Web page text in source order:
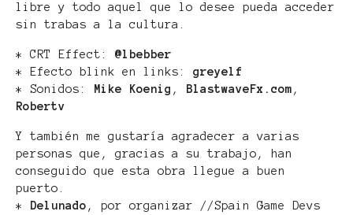
libre y todo aquel que lo desee pueda acceder
sin trabas a la cultura.
* CRT Effect: @lbebber
* Efecto blink en links: greyelf
* Sonidos:
Mike Koenig , BlastwaveFx.com ,
Robertv
Y también me gustaría agradecer a varias
personas que, gracias a su trabajo, han
conseguido que esta obra llegue a buen
puerto.
*
Delunado , por organizar //Spain Game Devs